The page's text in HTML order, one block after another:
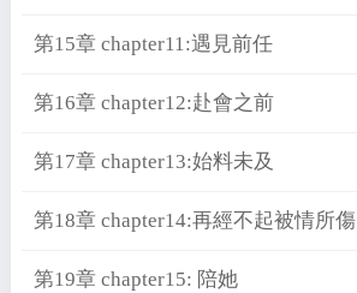
第15章 chapter11:遇見前任
第16章 chapter12:赴會之前
第17章 chapter13:始料未及
第18章 chapter14:再經不起被情所傷
第19章 chapter15: 陪她